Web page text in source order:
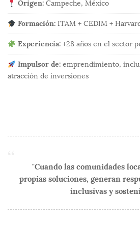
Origen:Campeche, México
Formación:ITAM + CEDIM +
Experiencia:+28 años en el sector
Impulsor de:emprendimiento,
atracción de inversiones
"Cuando las comunidades
propias soluciones, generan
inclusivas y